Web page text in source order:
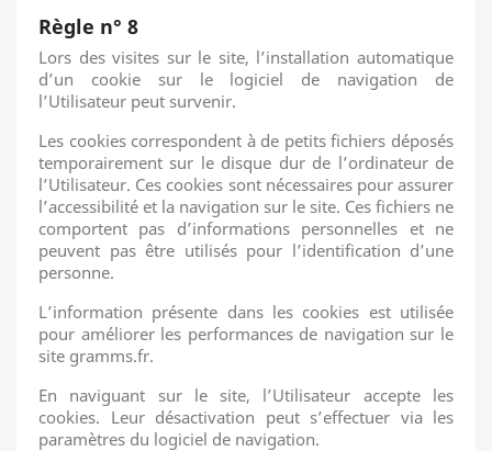
Règle n° 8
Lors des visites sur le site, l’installation automatique
d’un cookie sur le logiciel de navigation de
l’Utilisateur peut survenir.
Les cookies correspondent à de petits fichiers déposés
temporairement sur le disque dur de l’ordinateur de
l’Utilisateur. Ces cookies sont nécessaires pour assurer
l’accessibilité et la navigation sur le site. Ces fichiers ne
comportent pas d’informations personnelles et ne
peuvent pas être utilisés pour l’identification d’une
personne.
L’information présente dans les cookies est utilisée
pour améliorer les performances de navigation sur le
site gramms.fr.
En naviguant sur le site, l’Utilisateur accepte les
cookies. Leur désactivation peut s’effectuer via les
paramètres du logiciel de navigation.